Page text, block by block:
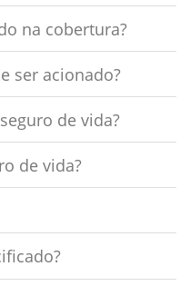
na cobertura?
ser acionado?
de vida?
de vida?